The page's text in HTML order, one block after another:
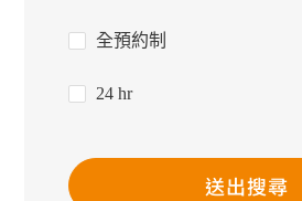
全預約制
24 hr
送出搜尋